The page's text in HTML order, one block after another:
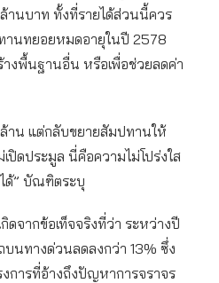
านบาท ทั้งที่รายได้ส่วนนี้ควร
นทยอยหมดอายุในปี 2578
งพื้นฐานอื่น หรือเพื่อช่วยลดค่า
าน แต่กลับขยายสัมปทานให้
ปิดประมูล นี่คือความไม่โปร่งใส
ด้” บัณฑิตระบุ
ดจากข้อเท็จจริงที่ว่า ระหว่างปี
นทางด่วนลดลงกว่า 13% ซึ่ง
การที่อ้างถึงปัญหาการจราจร